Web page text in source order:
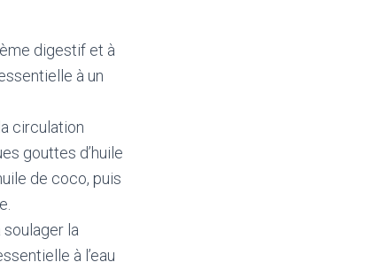
digestif et à
à un
circulation
gouttes d’huile
de coco, puis
soulager la
à l’eau